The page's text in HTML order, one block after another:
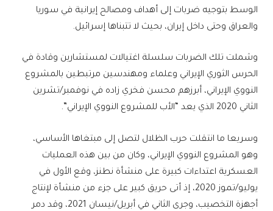
الوسط بتوجيه ضربات إلى أهداف ومصالح إيرانية في سوريا
والعراق وحتى داخل إيران، بحيث لا تتبناها إسرائيل.
وشملت تلك الضربات سلسلة اغتيالات لمستشارين وقادة في
الحرس الثوري الإيراني وعلماء ومهندسين مرتبطين بالمشروع
النووي الإيراني، أبرزهم محسن فخري زاده في نوفمبر/تشرين
الثاني 2020 الذي يعد “الأب للمشروع النووي الإيراني”.
وسريعا ما انتقلت حرب الظلال لتصل إلى مبتغاها الأساسي،
وهو المشروع النووي الإيراني، وكان من بين هذه العمليات
العسكرية اعتداءات كبيرة على منشأة نطنز، وقع الأول في
يوليو/تموز 2020، إذ أتى حريق كبير على جزء من منشأة لإنتاج
أجهزة التخصيب، وجرى الثاني في أبريل/نيسان 2021، وقد دمر